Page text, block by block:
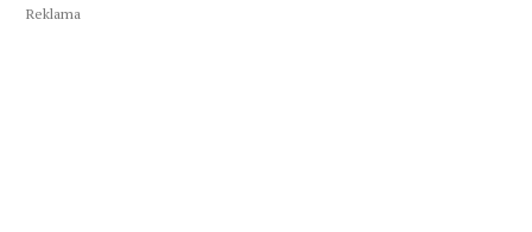
Reklama